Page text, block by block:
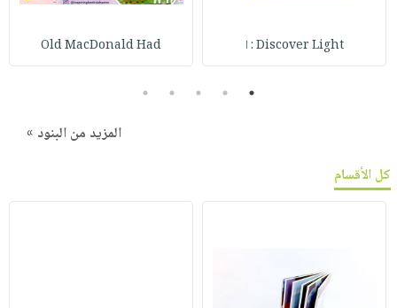
Discover Light : ا Old MacDonald Had
1
2
3
4
5
المزيد من البنود »
كل الأقسام